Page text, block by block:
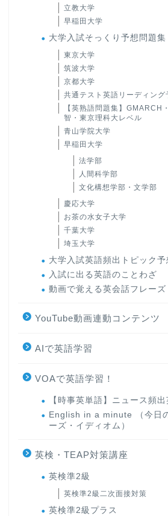
立教大学
早稲田大学
大学入試そっくり予想問題集
東京大学
筑波大学
京都大学
共通テスト英語リーディング
【英熟語問題集】GMARCH
智・東京理科大レベル
青山学院大学
早稲田大学
法学部
人間科学部
文化構想学部・文学部
慶応大学
お茶の水女子大学
千葉大学
埼玉大学
大学入試英語頻出トピック予
入試に出る英語のことわざ
動画で覚える英会話フレーズ
YouTube動画連動コンテンツ
AIで英語学習
VOAで英語学習！
【時事英単語】ニュース頻
English in a minute （今日
ーズ・イディオム）
英検・TEAP対策講座
英検準2級
英検準2級二次面接対策
英検準2級プラス